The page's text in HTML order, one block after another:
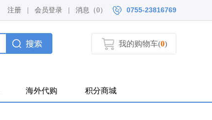
0755-23816769
注册 会员登录 消息（0）
我的购物车(0)
海外代购 积分商城